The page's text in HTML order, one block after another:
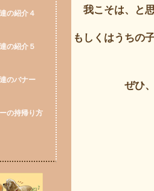
の紹介４
の紹介５
のバナー
の持帰り方
我こそは、と
もしくはうちの
ぜひ